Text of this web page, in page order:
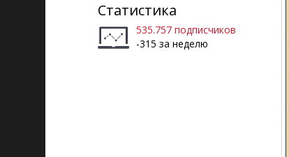
Статистика
535.757 подписчиков
-315 за неделю